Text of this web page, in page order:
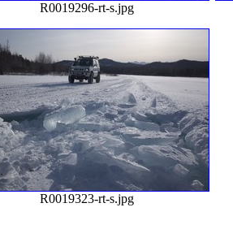
R0019296-rt-s.jpg
R0019323-rt-s.jpg